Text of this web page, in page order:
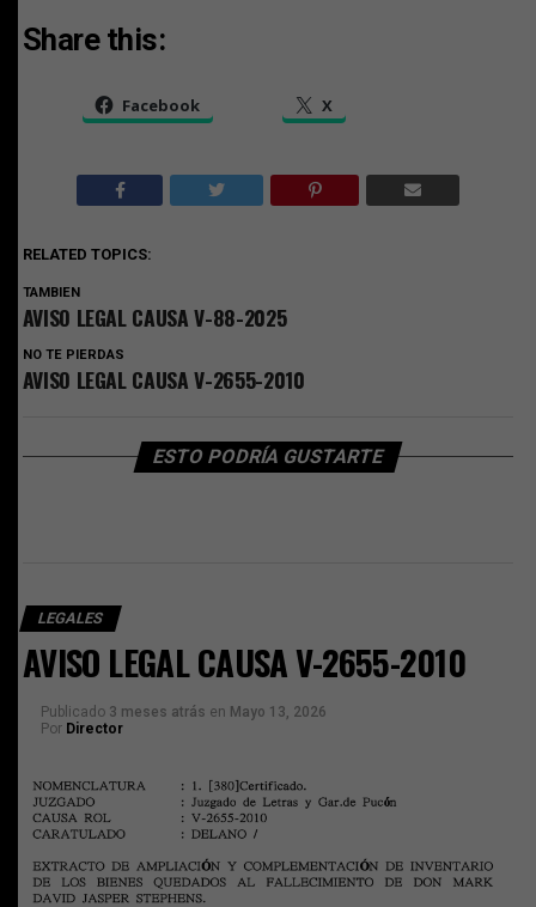
Share this:
Facebook X
RELATED TOPICS:
TAMBIEN
AVISO LEGAL CAUSA V-88-2025
NO TE PIERDAS
AVISO LEGAL CAUSA V-2655-2010
ESTO PODRÍA GUSTARTE
LEGALES
AVISO LEGAL CAUSA V-2655-2010
Publicado 3 meses atrás en Mayo 13, 2026
Por Director